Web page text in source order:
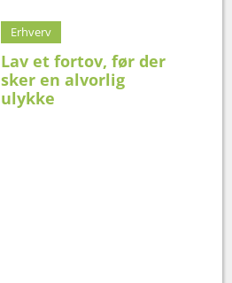
Erhverv
Lav et fortov, før der
sker en alvorlig
ulykke